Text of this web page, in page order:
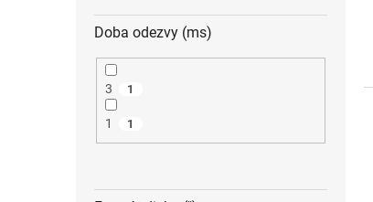
Doba odezvy (ms)
3 1
1 1